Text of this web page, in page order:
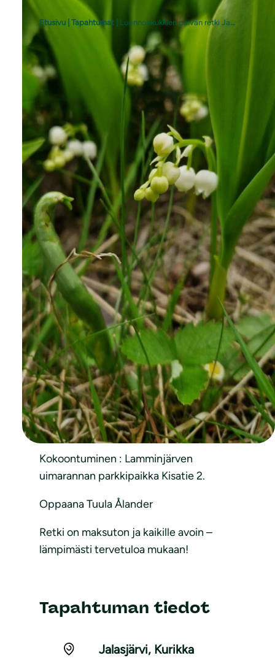
Etusivu Tapahtumat Luonnonkukkien päivän retki Jalasjärvellä
Luonnonkukkien päivä
Jalasjärvellä
Lamminjärven
ympäristössä
Vuonna 2026 Luonnonkukkien päivää
teemalajina on kielo
(Convallaria majalis).
Luonnonkukkien päivä on koko Pohjolan
yhteinen kasvien juhlapäivä. Tapahtuma
sai alkunsa Tanskassa vuonna 1988 ja
Suomessa sitä on vietetty vuodesta
2003 alkaen. Päivän tavoitteena on
lisätä kasvituntemusta, innostaa
kasviharrastukseen ja tarjota yhteisiä
luontoelämyksiä.
Tutustutaan kasveihin Lamminjärveä
kiertävän polun läheisyydessä.
Kokoontuminen : Lamminjärven
uimarannan parkkipaikka Kisatie 2.
Oppaana Tuula Ålander
Retki on maksuton ja kaikille avoin –
lämpimästi tervetuloa mukaan!
Tapahtuman tiedot
Jalasjärvi, Kurikka